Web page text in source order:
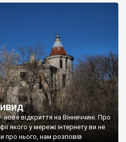
відкриття на Вінниччині. Про
якого у мережі інтернету ви не
про нього, нам розповів